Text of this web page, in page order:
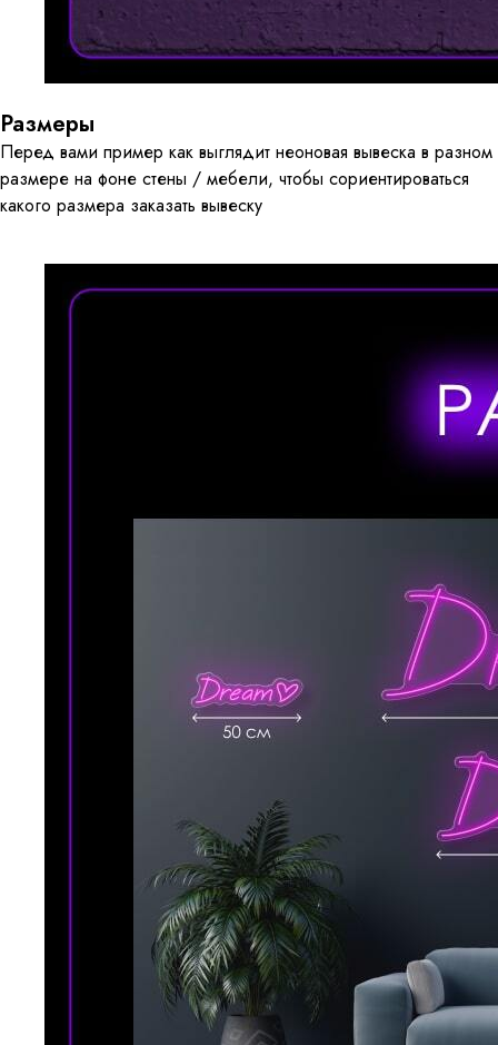
Размеры
Перед вами пример как выглядит неоновая вывеска в разном
размере на фоне стены / мебели, чтобы сориентироваться
какого размера заказать вывеску